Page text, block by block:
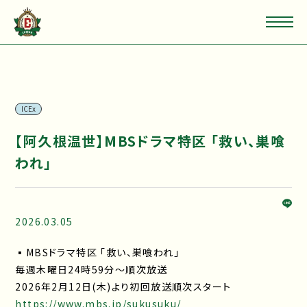
ICEx
【阿久根温世】MBSドラマ特区 「救い、巣喰
われ」
2026.03.05
▪MBSドラマ特区 「救い、巣喰われ」
毎週木曜日24時59分～順次放送
2026年2月12日(木)より初回放送順次スタート
https://www.mbs.jp/sukusuku/